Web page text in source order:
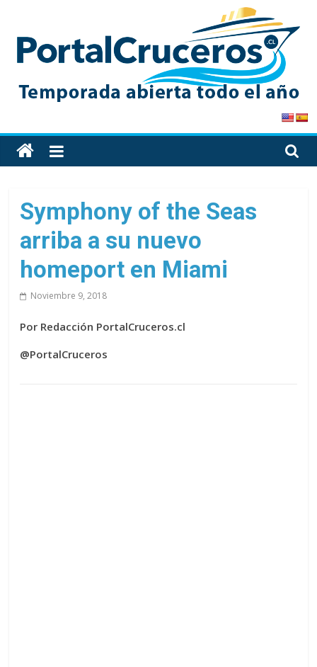
content
PortalCruceros
Toda
la
de
cruceros
en
un
solo
Symphony of the Seas
arriba a su nuevo
homeport en Miami
Noviembre 9, 2018
Por Redacción PortalCruceros.cl
@PortalCruceros